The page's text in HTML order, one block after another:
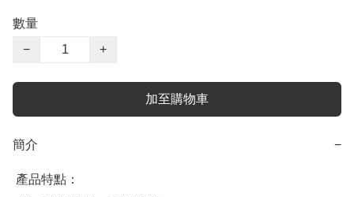
數量
−
+
加至購物車
簡介 −